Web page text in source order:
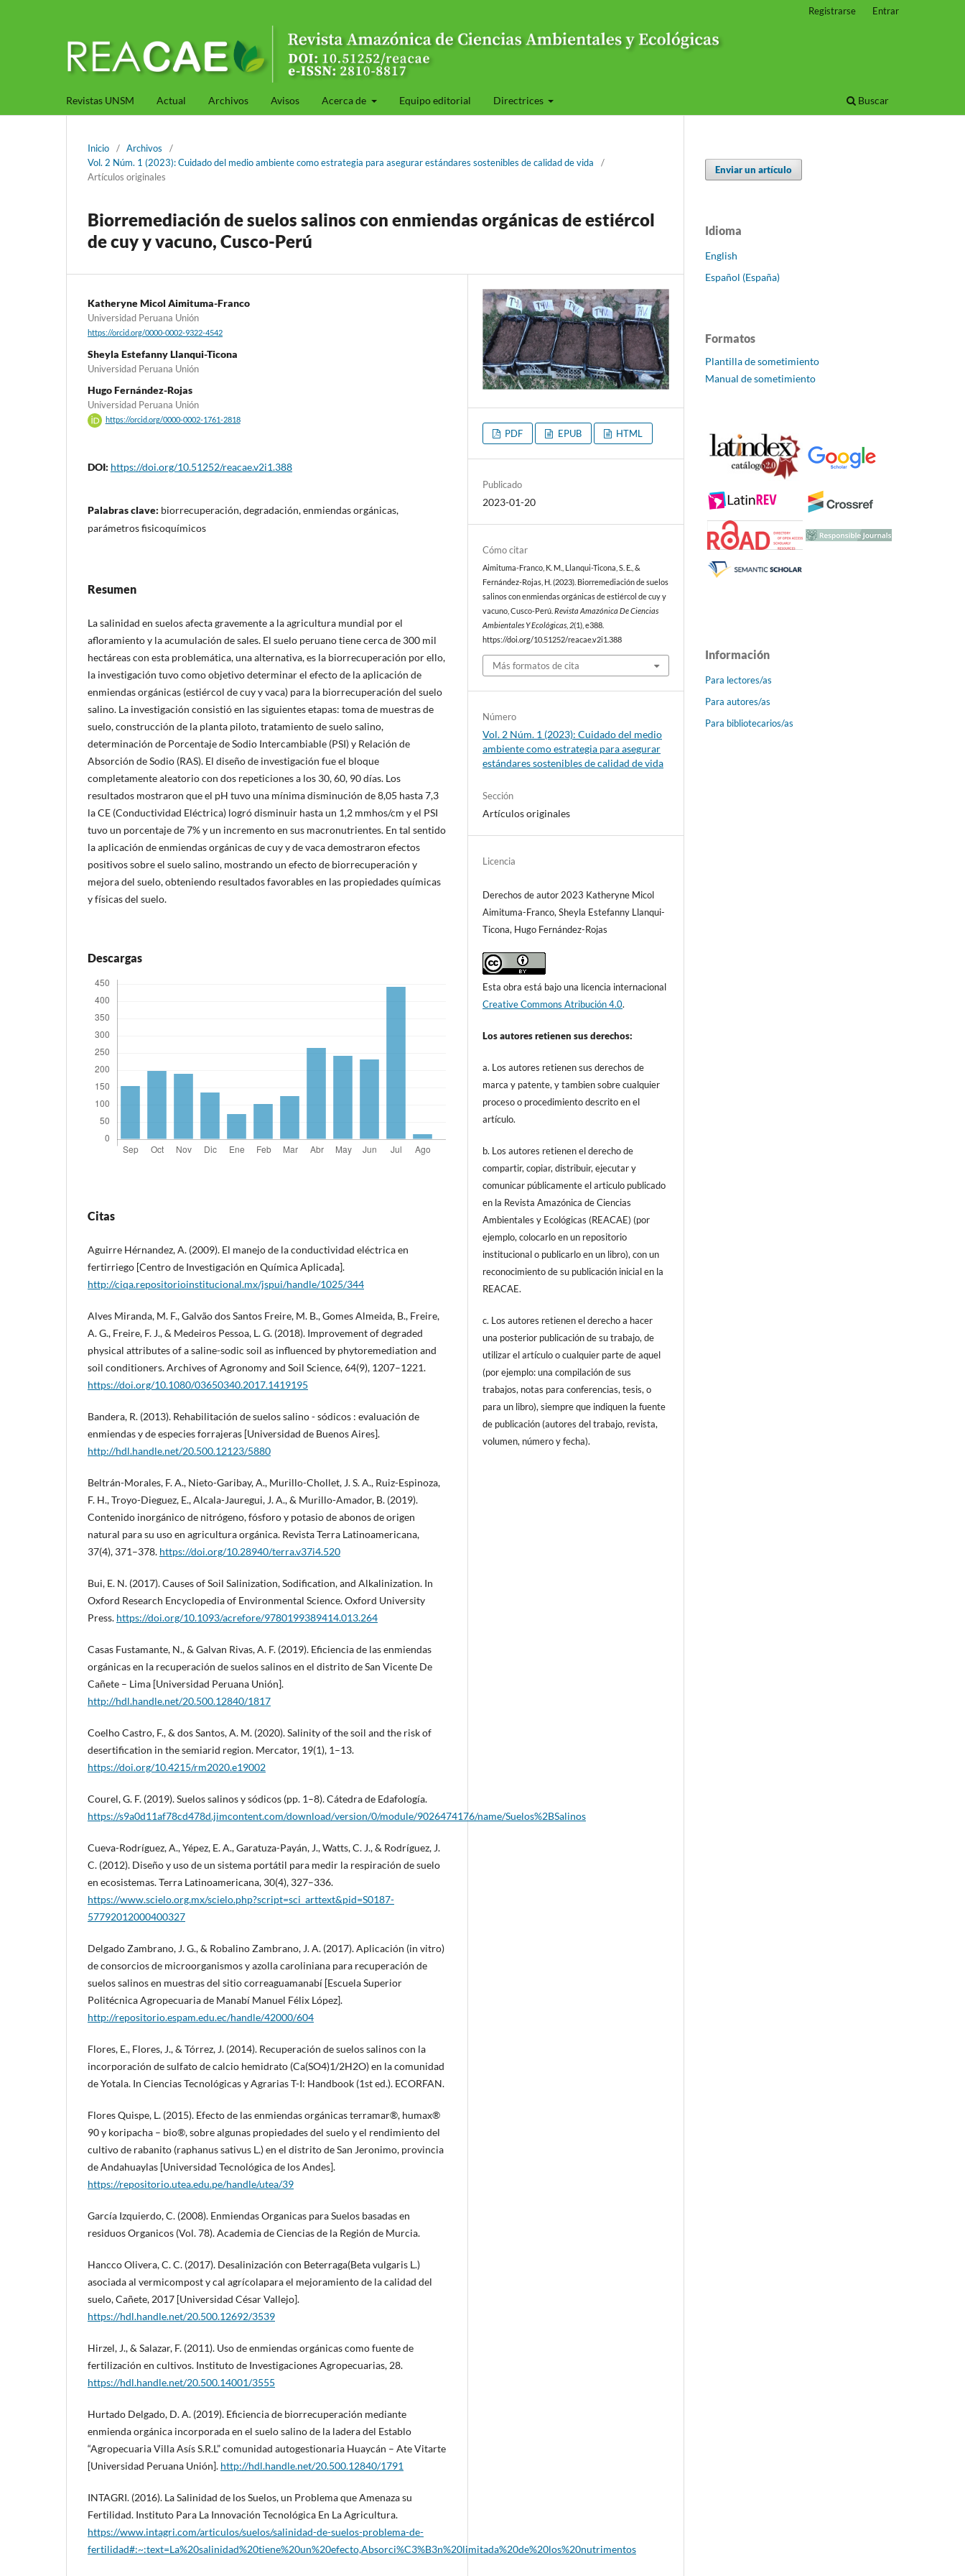
Revistas UNSM Actual Archivos Avisos Acerca de Equipo editorial Directrices Buscar
Registrarse Entrar
Inicio / Archivos
/
Vol. 2 Núm. 1 (2023): Cuidado del medio ambiente como estrategia para asegurar estándares sostenibles de calidad de vida
/
Artículos originales
Biorremediación de suelos salinos con enmiendas orgánicas de estiércol
de cuy y vacuno, Cusco-Perú
Katheryne Micol Aimituma-Franco
Universidad Peruana Unión
https://orcid.org/0000-0002-9322-4542
Sheyla Estefanny Llanqui-Ticona
Universidad Peruana Unión
Hugo Fernández-Rojas
Universidad Peruana Unión
https://orcid.org/0000-0002-1761-2818
DOI: https://doi.org/10.51252/reacae.v2i1.388
Palabras clave: biorrecuperación, degradación, enmiendas orgánicas,
parámetros fisicoquímicos
Resumen
La salinidad en suelos afecta gravemente a la agricultura mundial por el
afloramiento y la acumulación de sales. El suelo peruano tiene cerca de 300 mil
hectáreas con esta problemática, una alternativa, es la biorrecuperación por ello,
la investigación tuvo como objetivo determinar el efecto de la aplicación de
enmiendas orgánicas (estiércol de cuy y vaca) para la biorrecuperación del suelo
salino. La investigación consistió en las siguientes etapas: toma de muestras de
suelo, construcción de la planta piloto, tratamiento de suelo salino,
determinación de Porcentaje de Sodio Intercambiable (PSI) y Relación de
Absorción de Sodio (RAS). El diseño de investigación fue el bloque
completamente aleatorio con dos repeticiones a los 30, 60, 90 días. Los
resultados mostraron que el pH tuvo una mínima disminución de 8,05 hasta 7,3
la CE (Conductividad Eléctrica) logró disminuir hasta un 1,2 mmhos/cm y el PSI
tuvo un porcentaje de 7% y un incremento en sus macronutrientes. En tal sentido
la aplicación de enmiendas orgánicas de cuy y de vaca demostraron efectos
positivos sobre el suelo salino, mostrando un efecto de biorrecuperación y
mejora del suelo, obteniendo resultados favorables en las propiedades químicas
y físicas del suelo.
Descargas
Citas
Aguirre Hérnandez, A. (2009). El manejo de la conductividad eléctrica en
fertirriego [Centro de Investigación en Química Aplicada].
http://ciqa.repositorioinstitucional.mx/jspui/handle/1025/344
Alves Miranda, M. F., Galvão dos Santos Freire, M. B., Gomes Almeida, B., Freire,
A. G., Freire, F. J., & Medeiros Pessoa, L. G. (2018). Improvement of degraded
physical attributes of a saline-sodic soil as influenced by phytoremediation and
soil conditioners. Archives of Agronomy and Soil Science, 64(9), 1207–1221.
https://doi.org/10.1080/03650340.2017.1419195
Bandera, R. (2013). Rehabilitación de suelos salino - sódicos : evaluación de
enmiendas y de especies forrajeras [Universidad de Buenos Aires].
http://hdl.handle.net/20.500.12123/5880
Beltrán-Morales, F. A., Nieto-Garibay, A., Murillo-Chollet, J. S. A., Ruiz-Espinoza,
F. H., Troyo-Dieguez, E., Alcala-Jauregui, J. A., & Murillo-Amador, B. (2019).
Contenido inorgánico de nitrógeno, fósforo y potasio de abonos de origen
natural para su uso en agricultura orgánica. Revista Terra Latinoamericana,
37(4), 371–378. https://doi.org/10.28940/terra.v37i4.520
Bui, E. N. (2017). Causes of Soil Salinization, Sodification, and Alkalinization. In
Oxford Research Encyclopedia of Environmental Science. Oxford University
Press. https://doi.org/10.1093/acrefore/9780199389414.013.264
Casas Fustamante, N., & Galvan Rivas, A. F. (2019). Eficiencia de las enmiendas
orgánicas en la recuperación de suelos salinos en el distrito de San Vicente De
Cañete – Lima [Universidad Peruana Unión].
http://hdl.handle.net/20.500.12840/1817
Coelho Castro, F., & dos Santos, A. M. (2020). Salinity of the soil and the risk of
desertification in the semiarid region. Mercator, 19(1), 1–13.
https://doi.org/10.4215/rm2020.e19002
Courel, G. F. (2019). Suelos salinos y sódicos (pp. 1–8). Cátedra de Edafología.
https://s9a0d11af78cd478d.jimcontent.com/download/version/0/module/9026474176/name/Suelos%2BSalinos
Cueva-Rodríguez, A., Yépez, E. A., Garatuza-Payán, J., Watts, C. J., & Rodríguez, J.
C. (2012). Diseño y uso de un sistema portátil para medir la respiración de suelo
en ecosistemas. Terra Latinoamericana, 30(4), 327–336.
https://www.scielo.org.mx/scielo.php?script=sci_arttext&pid=S0187-
57792012000400327
Delgado Zambrano, J. G., & Robalino Zambrano, J. A. (2017). Aplicación (in vitro)
de consorcios de microorganismos y azolla caroliniana para recuperación de
suelos salinos en muestras del sitio correaguamanabí [Escuela Superior
Politécnica Agropecuaria de Manabí Manuel Félix López].
http://repositorio.espam.edu.ec/handle/42000/604
Flores, E., Flores, J., & Tórrez, J. (2014). Recuperación de suelos salinos con la
incorporación de sulfato de calcio hemidrato (Ca(SO4)1/2H2O) en la comunidad
de Yotala. In Ciencias Tecnológicas y Agrarias T-I: Handbook (1st ed.). ECORFAN.
Flores Quispe, L. (2015). Efecto de las enmiendas orgánicas terramar®, humax®
90 y koripacha – bio®, sobre algunas propiedades del suelo y el rendimiento del
cultivo de rabanito (raphanus sativus L.) en el distrito de San Jeronimo, provincia
de Andahuaylas [Universidad Tecnológica de los Andes].
https://repositorio.utea.edu.pe/handle/utea/39
García Izquierdo, C. (2008). Enmiendas Organicas para Suelos basadas en
residuos Organicos (Vol. 78). Academia de Ciencias de la Región de Murcia.
Hancco Olivera, C. C. (2017). Desalinización con Beterraga(Beta vulgaris L.)
asociada al vermicompost y cal agrícolapara el mejoramiento de la calidad del
suelo, Cañete, 2017 [Universidad César Vallejo].
https://hdl.handle.net/20.500.12692/3539
Hirzel, J., & Salazar, F. (2011). Uso de enmiendas orgánicas como fuente de
fertilización en cultivos. Instituto de Investigaciones Agropecuarias, 28.
https://hdl.handle.net/20.500.14001/3555
Hurtado Delgado, D. A. (2019). Eficiencia de biorrecuperación mediante
enmienda orgánica incorporada en el suelo salino de la ladera del Establo
“Agropecuaria Villa Asís S.R.L” comunidad autogestionaria Huaycán – Ate Vitarte
[Universidad Peruana Unión]. http://hdl.handle.net/20.500.12840/1791
INTAGRI. (2016). La Salinidad de los Suelos, un Problema que Amenaza su
Fertilidad. Instituto Para La Innovación Tecnológica En La Agricultura.
https://www.intagri.com/articulos/suelos/salinidad-de-suelos-problema-de-
fertilidad#:~:text=La%20salinidad%20tiene%20un%20efecto,Absorci%C3%B3n%20limitada%20de%20los%20nutrimentos
PDF EPUB HTML
Publicado
2023-01-20
Cómo citar
Aimituma-Franco, K. M., Llanqui-Ticona, S. E., &
Fernández-Rojas, H. (2023). Biorremediación de suelos
salinos con enmiendas orgánicas de estiércol de cuy y
vacuno, Cusco-Perú.Revista Amazónica De Ciencias
Ambientales Y Ecológicas 2(1), e388.
https://doi.org/10.51252/reacae.v2i1.388
Más formatos de cita
Número
Vol. 2 Núm. 1 (2023): Cuidado del medio
ambiente como estrategia para asegurar
estándares sostenibles de calidad de vida
Sección
Artículos originales
Licencia
Derechos de autor 2023 Katheryne Micol
Aimituma-Franco, Sheyla Estefanny Llanqui-
Ticona, Hugo Fernández-Rojas
Esta obra está bajo una licencia internacional
Creative Commons Atribución 4.0.
Los autores retienen sus derechos:
a. Los autores retienen sus derechos de
marca y patente, y tambien sobre cualquier
proceso o procedimiento descrito en el
artículo.
b. Los autores retienen el derecho de
compartir, copiar, distribuir, ejecutar y
comunicar públicamente el articulo publicado
en la Revista Amazónica de Ciencias
Ambientales y Ecológicas (REACAE) (por
ejemplo, colocarlo en un repositorio
institucional o publicarlo en un libro), con un
reconocimiento de su publicación inicial en la
REACAE.
c. Los autores retienen el derecho a hacer
una posterior publicación de su trabajo, de
utilizar el artículo o cualquier parte de aquel
(por ejemplo: una compilación de sus
trabajos, notas para conferencias, tesis, o
para un libro), siempre que indiquen la fuente
de publicación (autores del trabajo, revista,
volumen, número y fecha).
Enviar un artículo
Idioma
English
Español (España)
Formatos
Plantilla de sometimiento
Manual de sometimiento
Información
Para lectores/as
Para autores/as
Para bibliotecarios/as